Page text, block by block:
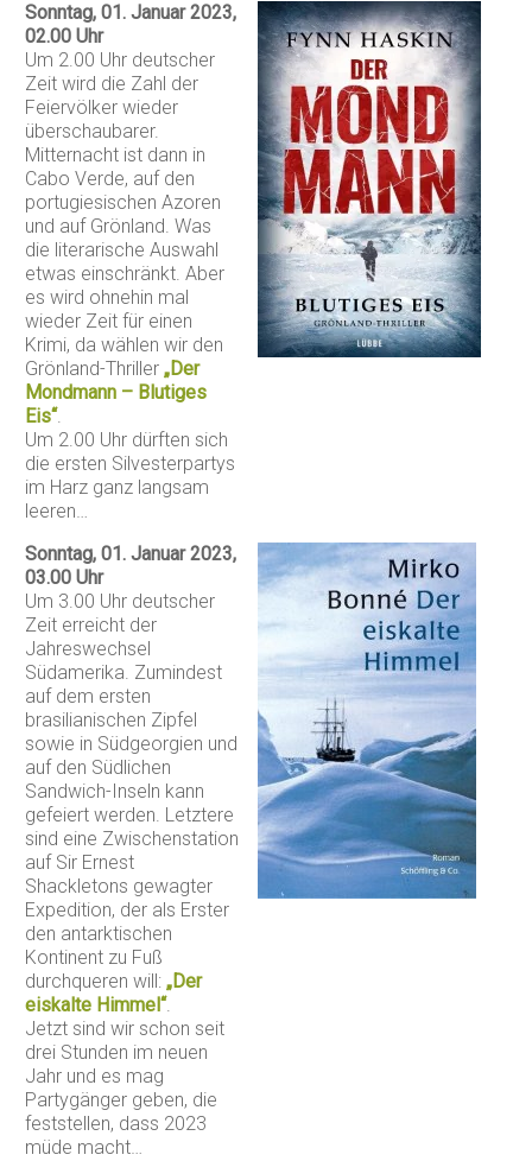
Sonntag, 01. Januar 2023,
02.00 Uhr
Um 2.00 Uhr deutscher
Zeit wird die Zahl der
Feiervölker wieder
überschaubarer.
Mitternacht ist dann in
Cabo Verde, auf den
portugiesischen Azoren
und auf Grönland. Was
die literarische Auswahl
etwas einschränkt. Aber
es wird ohnehin mal
wieder Zeit für einen
Krimi, da wählen wir den
Grönland-Thriller„Der
Mondmann – Blutiges
Eis“.
Um 2.00 Uhr dürften sich
die ersten Silvesterpartys
im Harz ganz langsam
leeren…
Sonntag, 01. Januar 2023,
03.00 Uhr
Um 3.00 Uhr deutscher
Zeit erreicht der
Jahreswechsel
Südamerika. Zumindest
auf dem ersten
brasilianischen Zipfel
sowie in Südgeorgien und
auf den Südlichen
Sandwich-Inseln kann
gefeiert werden. Letztere
sind eine Zwischenstation
auf Sir Ernest
Shackletons gewagter
Expedition, der als Erster
den antarktischen
Kontinent zu Fuß
durchqueren will:„Der
eiskalte Himmel“.
Jetzt sind wir schon seit
drei Stunden im neuen
Jahr und es mag
Partygänger geben, die
feststellen, dass 2023
müde macht…